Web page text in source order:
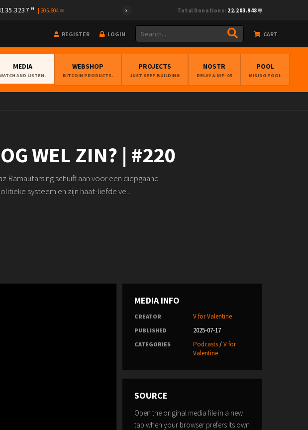
205.604 Total Donations: 22.203.948
REGISTER LOGIN CART
MEDIA
AND LISTEN.
WEBSHOP
BITCOIN PRODUCTS.
PROJECTS
JUST KEEP BUILDING
NOSTR
RELAY & NIP-05
POOL
MINING POOL
WEL ZIN? | #220
Ramautarsing schuift aan voor een diepgaand
systeem en zijn haat-liefde ve...
MEDIA INFO
CREATOR V for Valentine
PUBLISHED 2025-07-17
CATEGORIES Podcasts/V for
Valentine
SOURCE
Open the original media file in a new
tab when your browser prefers its own